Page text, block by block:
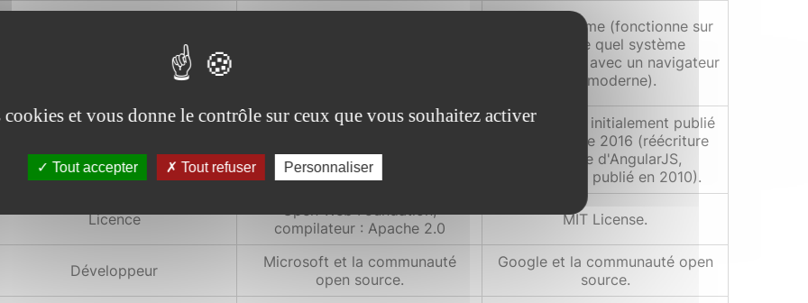
Système d‘exploitation
Multiplateforme (fonctionne sur
n'importe quel système
d'exploitation avec un navigateur
web moderne).
Existe depuis
publié en octobre 2012.
Angular a été initialement publié
en septembre 2016 (réécriture
complète d'AngularJS,
initialement publié en 2010).
Licence
Open Web Foundation,
compilateur : Apache 2.0
MIT License.
Développeur
Microsoft et la communauté
open source.
Google et la communauté open
source.
et vous donne le contrôle sur ceux que vous souhaitez activer
Tout accepter Tout refuser Personnaliser